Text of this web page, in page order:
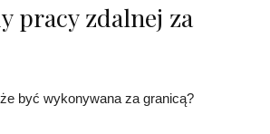
pracy zdalnej za
być wykonywana za granicą?